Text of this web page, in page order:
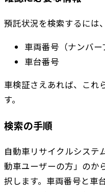
預託状況を検索するには
車両番号（ナンバー
車台番号
車検証さえあれば、これ
す。
検索の手順
自動車リサイクルシステ
動車ユーザーの方」のか
択します。車両番号と車